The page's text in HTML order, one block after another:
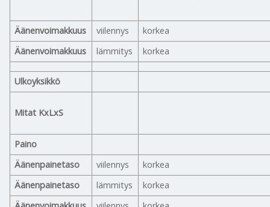
Äänenvoimakkuus viilennys
korkea
Äänenvoimakkuus
lämmitys korkea
Ulkoyksikkö
Mitat KxLxS
Paino
Äänenpainetaso
viilennys
korkea
Äänenpainetaso
lämmitys
korkea